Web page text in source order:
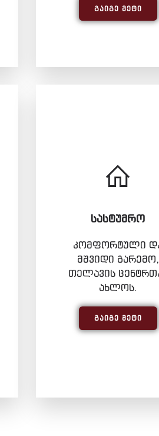
ᲒᲐᲘᲒᲔ ᲛᲔᲢᲘ
ᲡᲐᲡᲢᲣᲛᲠᲝ
კომფორტული
მშვიდი გარემო,
თელავის
ახლოს.
ᲒᲐᲘᲒᲔ ᲛᲔᲢᲘ